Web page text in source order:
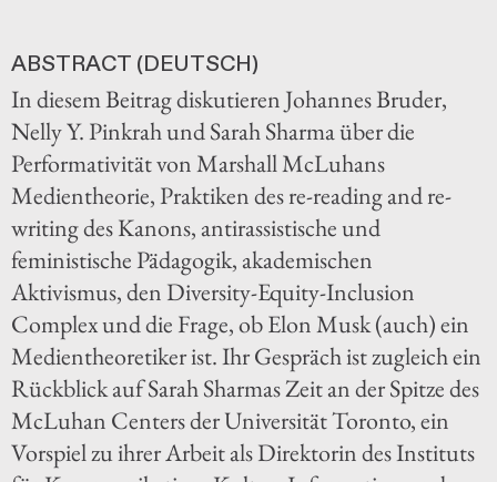
ABSTRACT (DEUTSCH)
In diesem Beitrag diskutieren Johannes Bruder,
Nelly Y. Pinkrah und Sarah Sharma über die
Performativität von Marshall McLuhans
Medientheorie, Praktiken des re-reading and re-
writing des Kanons, antirassistische und
feministische Pädagogik, akademischen
Aktivismus, den Diversity-Equity-Inclusion
Complex und die Frage, ob Elon Musk (auch) ein
Medientheoretiker ist. Ihr Gespräch ist zugleich ein
Rückblick auf Sarah Sharmas Zeit an der Spitze des
McLuhan Centers der Universität Toronto, ein
Vorspiel zu ihrer Arbeit als Direktorin des Instituts